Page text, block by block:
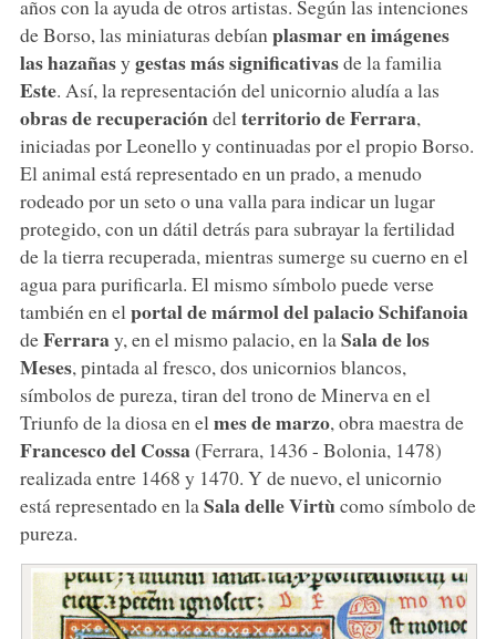
años con la ayuda de otros artistas. Según las intenciones
de Borso, las miniaturas debían plasmar en imágenes
lashazañasy gestas más significativasde la familia
Este. Así, la representación del unicornio aludía a las
obras de recuperacióndel territorio de Ferrara,
iniciadas por Leonello y continuadas por el propio Borso.
El animal está representado en un prado, a menudo
rodeado por un seto o una valla para indicar un lugar
protegido, con un dátil detrás para subrayar la fertilidad
de la tierra recuperada, mientras sumerge su cuerno en el
agua para purificarla. El mismo símbolo puede verse
también en el portal de mármoldel palacio Schifanoia
deFerraray, en el mismo palacio, en la Sala de los
Meses, pintada al fresco, dos unicornios blancos,
símbolos de pureza, tiran del trono de Minerva en el
Triunfo de la diosa en el mes de marzo, obra maestra de
Francesco del Cossa(Ferrara, 1436 - Bolonia, 1478)
realizada entre 1468 y 1470. Y de nuevo, el unicornio
está representado en la Sala delle Virtùcomo símbolo de
pureza.